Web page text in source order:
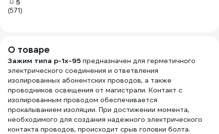
5
(571)
О товаре
Зажим типа p-1x-95 предназначен для герметичного
электрического соединения и ответвления
изолированных абонентских проводов, а также
проводников освещения от магистрали. Контакт с
изолированным проводом обеспечивается
прокалыванием изоляции. При достижении момента,
необходимого для создания надежного электрического
контакта проводов, происходит срыв головки болта.